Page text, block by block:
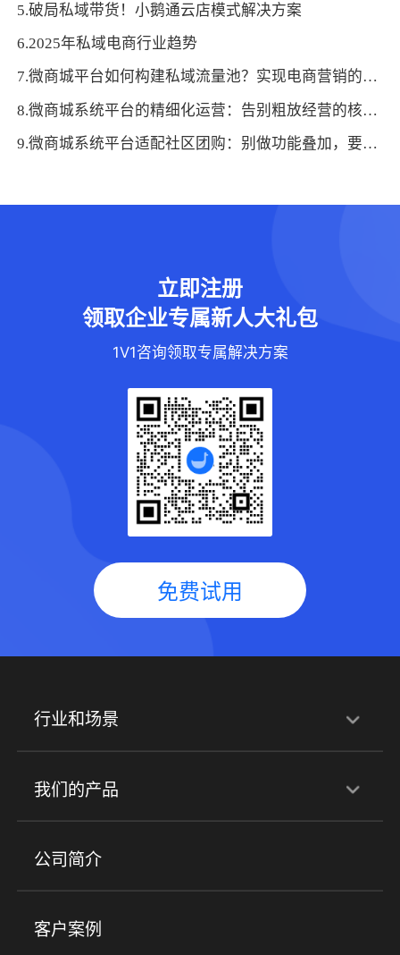
5.破局私域带货！小鹅通云店模式解决方案
6.2025年私域电商行业趋势
7.微商城平台如何构建私域流量池？实现电商营销的高效转化
8.微商城系统平台的精细化运营：告别粗放经营的核心方法
9.微商城系统平台适配社区团购：别做功能叠加，要重构本地消费的信任与效率
立即注册
领取企业专属新人大礼包
1V1咨询领取专属解决方案
免费试用
行业和场景
行业解决方案
培训机构 职业技能培训 兴趣培训
金融行业
我们的产品
产品
小程序商城 ERP 企微SCRM
社群圈子
公司简介
客户案例